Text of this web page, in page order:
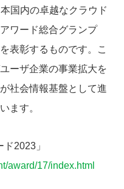
国内の卓越なクラウド
ワード総合グランプ
表彰するものです。こ
ーザ企業の事業拡大を
社会情報基盤として進
ます。
2023」
award/17/index.html